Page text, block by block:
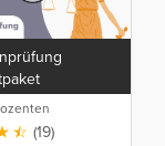
(19)